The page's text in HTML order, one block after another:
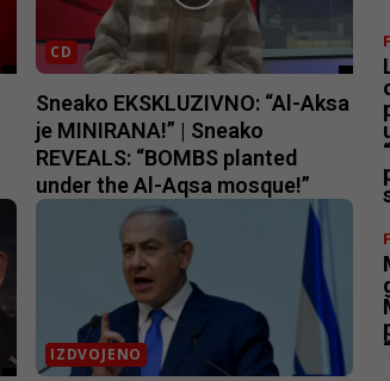
CD
Sneako EKSKLUZIVNO: “Al-Aksa
je MINIRANA!” | Sneako
REVEALS: “BOMBS planted
under the Al-Aqsa mosque!”
IZDVOJENO